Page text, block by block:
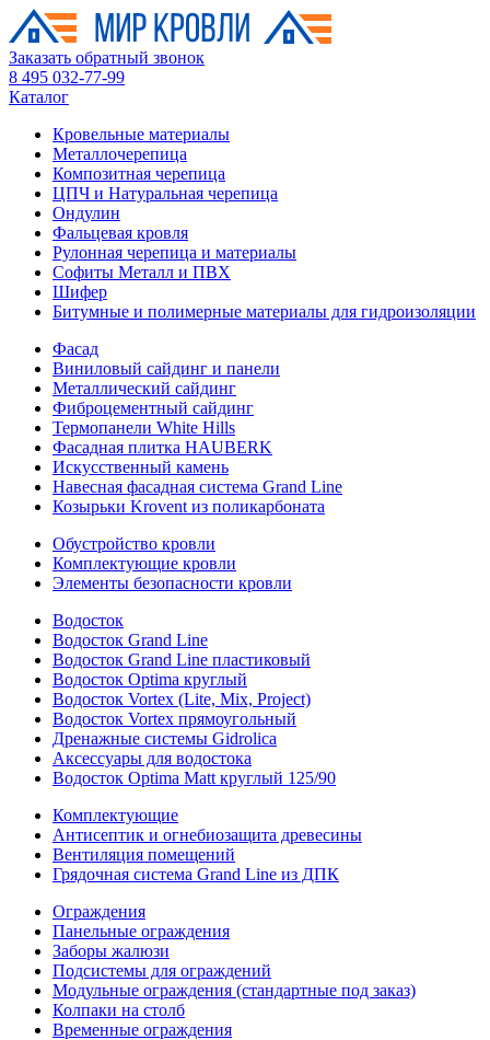
Заказать обратный звонок
8 495 032-77-99
Каталог
Кровельные материалы
Металлочерепица
Композитная черепица
ЦПЧ и Натуральная черепица
Ондулин
Фальцевая кровля
Рулонная черепица и материалы
Софиты Металл и ПВХ
Шифер
Битумные и полимерные материалы для гидроизоляции
Фасад
Виниловый сайдинг и панели
Металлический сайдинг
Фиброцементный сайдинг
Термопанели White Hills
Фасадная плитка HAUBERK
Искусственный камень
Навесная фасадная система Grand Line
Козырьки Krovent из поликарбоната
Обустройство кровли
Комплектующие кровли
Элементы безопасности кровли
Водосток
Водосток Grand Line
Водосток Grand Line пластиковый
Водосток Optima круглый
Водосток Vortex (Lite, Mix, Project)
Водосток Vortex прямоугольный
Дренажные системы Gidrolica
Аксессуары для водостока
Водосток Optima Matt круглый 125/90
Комплектующие
Антисептик и огнебиозащита древесины
Вентиляция помещений
Грядочная система Grand Line из ДПК
Ограждения
Панельные ограждения
Заборы жалюзи
Подсистемы для ограждений
Модульные ограждения (стандартные под заказ)
Колпаки на столб
Временные ограждения